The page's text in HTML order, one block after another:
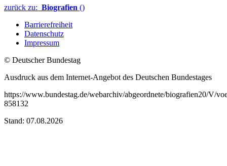
zurück zu: Biografien ()
Barrierefreiheit
Datenschutz
Impressum
© Deutscher Bundestag
Ausdruck aus dem Internet-Angebot des Deutschen Bundestages
https://www.bundestag.de/webarchiv/abgeordnete/biografien20/V/
858132
Stand: 07.08.2026